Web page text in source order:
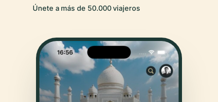
Únete a más de 50.000 viajeros